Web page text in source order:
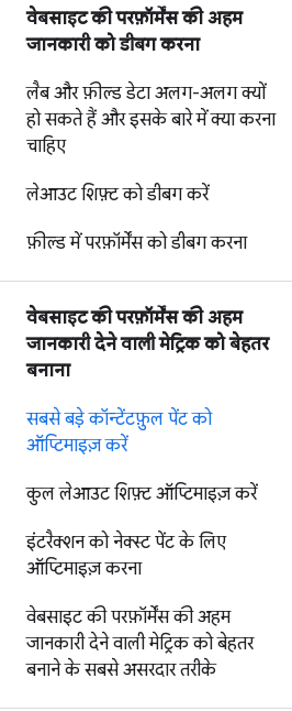
वेबसाइट की परफ़ॉर्मेंस की अहम
जानकारी को डीबग करना
लैब और फ़ील्ड डेटा अलग-अलग क्यों
हो सकते हैं और इसके बारे में क्या करना
चाहिए
लेआउट शिफ़्ट को डीबग करें
फ़ील्ड में परफ़ॉर्मेंस को डीबग करना
वेबसाइट की परफ़ॉर्मेंस की अहम
जानकारी देने वाली मेट्रिक को बेहतर
बनाना
सबसे बड़े कॉन्टेंटफ़ुल पेंट को
ऑप्टिमाइज़ करें
कुल लेआउट शिफ़्ट ऑप्टिमाइज़ करें
इंटरैक्शन को नेक्स्ट पेंट के लिए
ऑप्टिमाइज़ करना
वेबसाइट की परफ़ॉर्मेंस की अहम
जानकारी देने वाली मेट्रिक को बेहतर
बनाने के सबसे असरदार तरीके